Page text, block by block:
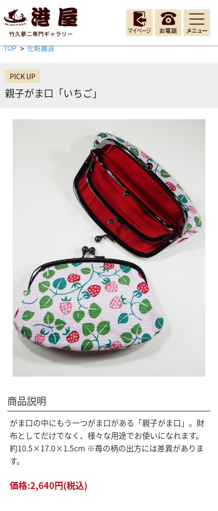
TOP > 化粧雑貨
PICK UP
親子がま口「いちご」
商品説明
がま口の中にもう一つがま口がある「親子がま口」。財
布としてだけでなく、様々な用途でお使いになれます。
約10.5×17.0×1.5cm ※苺の柄の出方には差異がありま
す。
価格:2,640円(税込)